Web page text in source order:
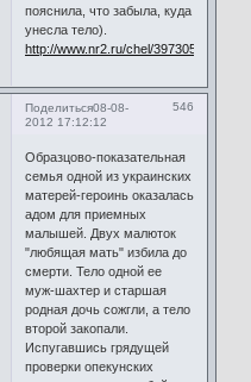
пояснила, что забыла, куда
унесла тело).
http://www.nr2.ru/chel/397305.html
Поделиться 546
08-08-
2012 17:12:12
Образцово-показательная
семья одной из украинских
матерей-героинь оказалась
адом для приемных
малышей. Двух малюток
"любящая мать" избила до
смерти. Тело одной ее
муж-шахтер и старшая
родная дочь сожгли, а тело
второй закопали.
Испугавшись грядущей
проверки опекунских